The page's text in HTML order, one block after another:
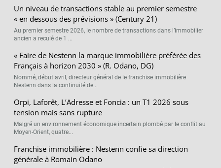
Un niveau de transactions stable au premier semestre
« en dessous des prévisions » (Century 21)
Au premier semestre 2026, le nombre de transactions dans l’immobilier
ancien a reculé de 1 ...
« Faire de Nestenn la marque immobilière préférée des
Français à horizon 2030 » (R. Odano, DG)
Nommé, début avril, directeur général de le franchise immobilière
Nestenn dans la continuité de...
Orpi, Laforêt, L’Adresse et Foncia : un T1 2026 sous
tension mais sans rupture
Malgré un environnement économique incertain plombé par le conflit au
Moyen-Orient, quatre...
Franchise immobilière : Nestenn confie sa direction
générale à Romain Odano